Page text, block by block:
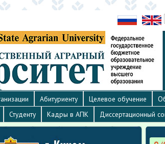
Абитуриенту Целевое обучение
Студенту Кадры в АПК Диссертационный